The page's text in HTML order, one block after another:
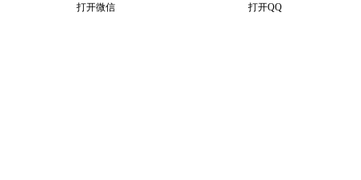
打开微信 打开QQ